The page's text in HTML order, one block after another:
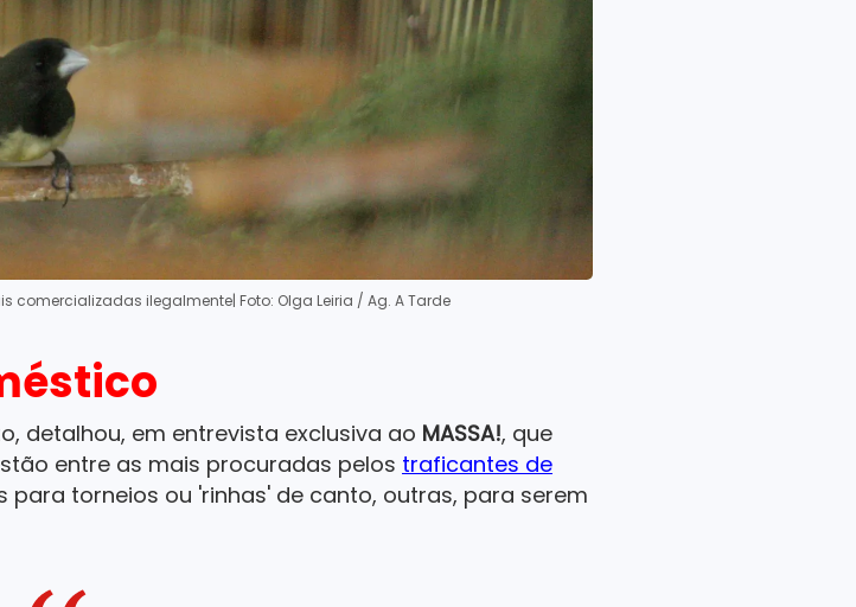
comercializadas ilegalmente| Foto: Olga Leiria / Ag. A Tarde
detalhou, em entrevista exclusiva ao MASSA!, que
entre as mais procuradas pelos traficantes de
para torneios ou 'rinhas' de canto, outras, para serem